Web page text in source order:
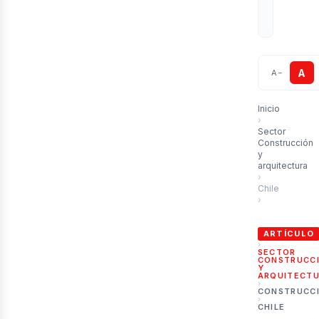
A − A
Inicio
›
Sector
Construcción
y
arquitectura
›
Chile
›
ARTÍCULO
›
SECTOR
Y
›
›
CHILE